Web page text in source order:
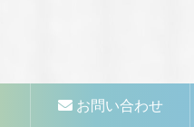
お問い合わせ